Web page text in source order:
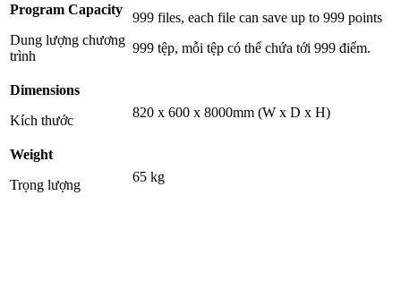
Program Capacity
Dung lượng chương
trình
999 files, each file can save up to 999 points
999 tệp, mỗi tệp có thể chứa tới 999 điểm.
Dimensions
Kích thước
820 x 600 x 8000mm (W x D x H)
Weight
Trọng lượng
65 kg